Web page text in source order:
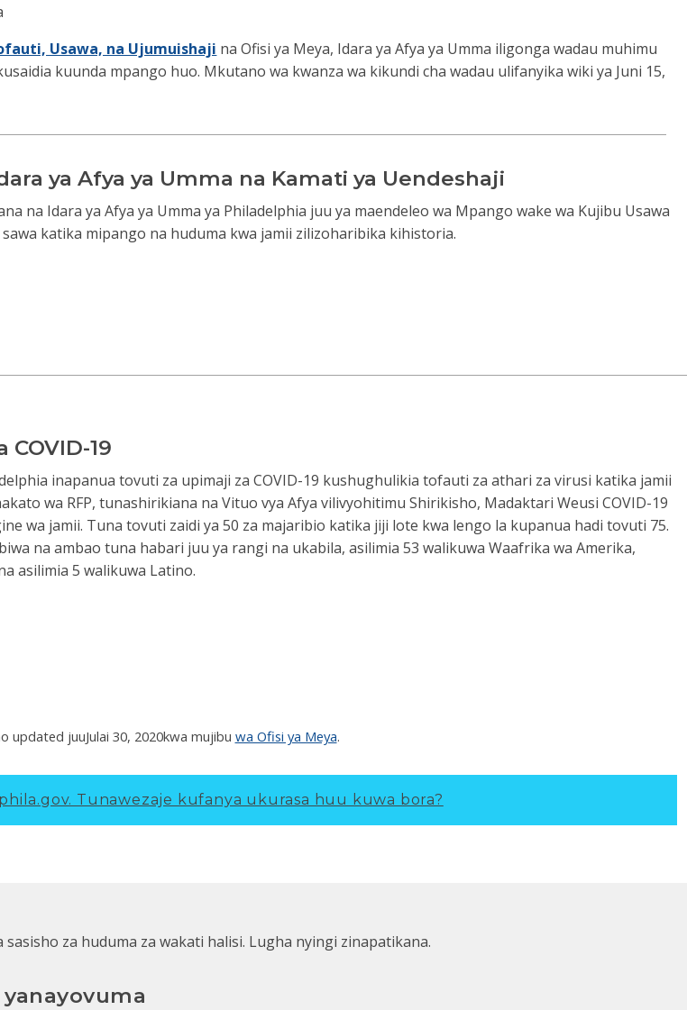
Usawa, na Ujumuishaji na Ofisi ya Meya, Idara ya Afya ya Umma iligonga wadau muhimu
kuunda mpango huo. Mkutano wa kwanza wa kikundi cha wadau ulifanyika wiki ya Juni 15,
ya Afya ya Umma na Kamati ya Uendeshaji
na Idara ya Afya ya Umma ya Philadelphia juu ya maendeleo wa Mpango wake wa Kujibu Usawa
katika mipango na huduma kwa jamii zilizoharibika kihistoria.
19
inapanua tovuti za upimaji za COVID-19 kushughulikia tofauti za athari za virusi katika jamii
wa RFP, tunashirikiana na Vituo vya Afya vilivyohitimu Shirikisho, Madaktari Weusi COVID-19
wa jamii. Tuna tovuti zaidi ya 50 za majaribio katika jiji lote kwa lengo la kupanua hadi tovuti 75.
na ambao tuna habari juu ya rangi na ukabila, asilimia 53 walikuwa Waafrika wa Amerika,
asilimia 5 walikuwa Latino.
updated juuJulai 30, 2020kwa mujibu wa Ofisi ya Meya.
Tunawezaje kufanya ukurasa huu kuwa bora?
za huduma za wakati halisi. Lugha nyingi zinapatikana.